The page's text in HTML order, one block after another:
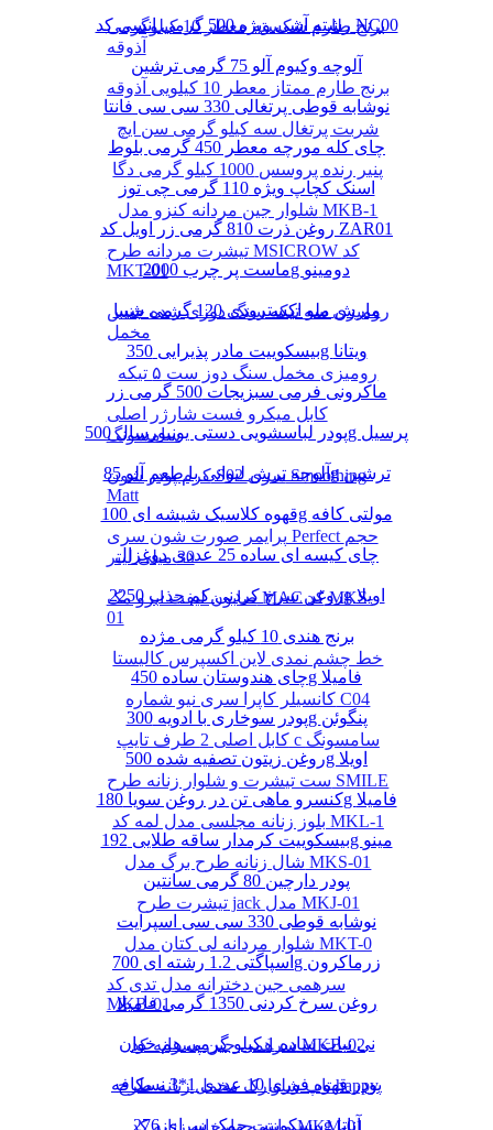
برنج طارم شکسته معطر 10 کیلوگرمی
آذوقه
برنج طارم ممتاز معطر 10 کیلویی آذوقه
شربت پرتغال سه کیلو گرمی سن ایچ
پنیر رنده پروسس 1000 کیلو گرمی دگا
شلوار جین مردانه کنزو مدل MKB-1
تیشرت مردانه طرح MSICROW کد
MKT-01
رومیزی سه تیکه سنگ دوزی شده جنس
مخمل
رومیزی مخمل سنگ دوز ست ۵ تیکه
کابل میکرو فست شارژر اصلی
سامسونگ
کرم پودر شون S02 سری Smoothing
Matt
پرایمر صورت شون سری Perfect حجم
30 میلی لیتر
صابون لیفت ابرو مک MAC کد MKS-
01
خط چشم نمدی لاین اکسپرس کالیستا
کانسیلر کاپرا سری نیو شماره C04
کابل اصلی 2 طرف تایپ c سامسونگ
ست تیشرت و شلوار زنانه طرح SMILE
بلوز زنانه مجلسی مدل لمه کد MKL-1
شال زنانه طرح برگ مدل MKS-01
تیشرت طرح jack مدل MKJ-01
شلوار مردانه لی کتان مدل MKT-0
سرهمی جین دخترانه مدل تدی کد
MKB-01
سرهمی جین پسرانه کد MKB-02
تاپ شلوارک مخمل زنانه طرح happy
مانتو چهارخانه زنانه کد MKM-01
رشته آشی ویژه 500 گرمی انسی کد NC00
آلوچه وکیوم آلو 75 گرمی ترشین
نوشابه قوطی پرتغالی 330 سی سی فانتا
چای کله مورچه معطر 450 گرمی بلوط
اسنک کچاپ ویژه 110 گرمی چی توز
روغن ذرت 810 گرمی زر اویل کد ZAR01
ماست پر چرب 2000g دومینو
مارش ملو اکسترودی 120 گرمی شیبا
بیسکوییت مادر پذیرایی 350g ویتانا
ماکرونی فرمی سبزیجات 500 گرمی زر
پودر لباسشویی دستی یونیورسال 500g پرسیل
آلوچه ترش لیوانی با طعم آلو 85g ترشین
قهوه کلاسیک شیشه ای 100g مولتی کافه
چای کیسه ای ساده 25 عددی دوغزال
روغن سرخ کردنی کم جذب 2250g اویلا
برنج هندی 10 کیلو گرمی مژده
چای هندوستان ساده 450g فامیلا
پودر سوخاری با ادویه 300g پنگوئن
روغن زیتون تصفیه شده 500g اویلا
کنسرو ماهی تن در روغن سویا 180g فامیلا
بیسکوییت کرمدار ساقه طلایی 192g مینو
پودر دارچین 80 گرمی سانتین
نوشابه قوطی 330 سی سی اسپرایت
اسپاگتی 1.2 رشته ای 700g زرماکرون
روغن سرخ کردنی 1350 گرمی فامیلا
نی نبات ساده 1 کیلو گرمی هم خوان
پودر قهوه فوری 10 عددی 1*3 نسکافه
بیسکوییت چمک سرای 276g آناتا